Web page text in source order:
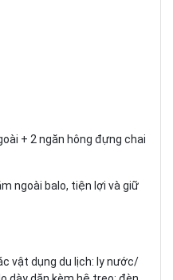
+ 2 ngăn hông đựng chai
ngoài balo, tiện lợi và giữ
vật dụng du lịch: ly nước/